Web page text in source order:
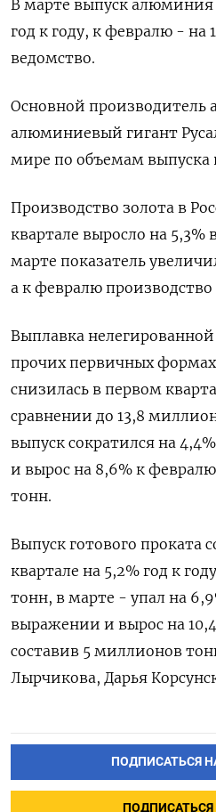
В марте выпуск алюминия
год к году, к февралю - на
ведомство.
Основной
алюминиевый гигант
мире по объемам выпуска
Производство золота в
квартале выросло на 5,3%
марте показатель
а к февралю производство
Выплавка
прочих первичных
снизилась в первом
сравнении до 13,8
выпуск сократился на
и вырос на 8,6% к
тонн.
Выпуск готового проката
квартале на 5,2% год к
тонн, в марте - упал на
выражении и вырос на
составив 5 миллионов
Лырчикова, Дарья
ПОДПИСАТЬСЯ
ПОДПИСАТЬСЯ